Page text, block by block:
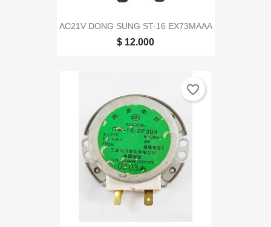
AC21V DONG SUNG ST-16 EX73MAAA
$ 12.000
favorite_border